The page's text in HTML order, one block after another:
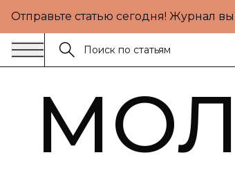
Отправьте статью сегодня! Журнал